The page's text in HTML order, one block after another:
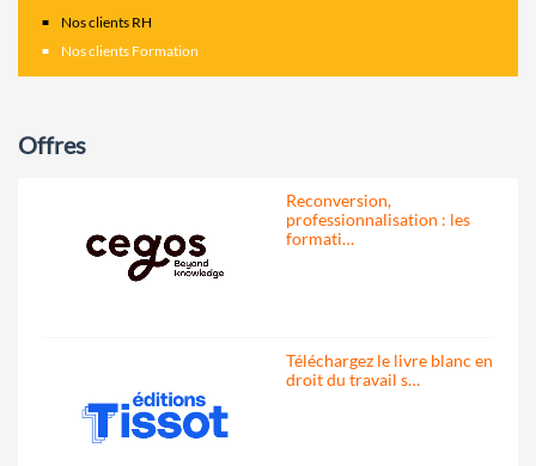
Nos clients RH
Nos clients Formation
Offres
Reconversion,
professionnalisation : les
formati…
Téléchargez le livre blanc en
droit du travail s…